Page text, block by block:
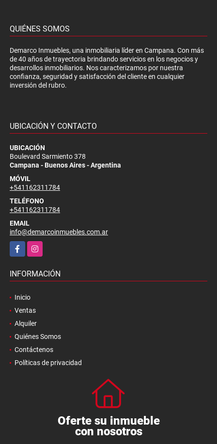
QUIÉNES SOMOS
Demarco Inmuebles, una inmobiliaria líder en Campana. Con más
de 40 años de trayectoria brindando servicios en los negocios y
desarrollos inmobiliarios. Nos caracterizamos por nuestra
confianza, seguridad y satisfacción del cliente en cualquier
inversión del rubro.
UBICACIÓN Y CONTACTO
UBICACIÓN
Boulevard Sarmiento 378
Campana - Buenos Aires - Argentina
MÓVIL
+541162311784
TELÉFONO
+541162311784
EMAIL
info@demarcoinmuebles.com.ar
FacebookInstagram
INFORMACIÓN
Inicio
Ventas
Alquiler
Quiénes Somos
Contáctenos
Políticas de privacidad
Oferte su inmueble
con nosotros